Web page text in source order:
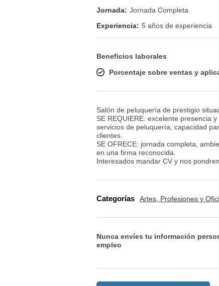
Jornada: Jornada Completa
Experiencia: 5 años de experiencia
Beneficios laborales
Porcentaje sobre ventas y
Salón de peluquería de prestigio
SE REQUIERE: excelente presencia
servicios de peluquería, capacidad
clientes.
SE OFRECE: jornada completa,
en una firma reconocida.
Interesados mandar CV y nos
Categorías Artes, Profesiones y
Nunca envíes tu información
empleo